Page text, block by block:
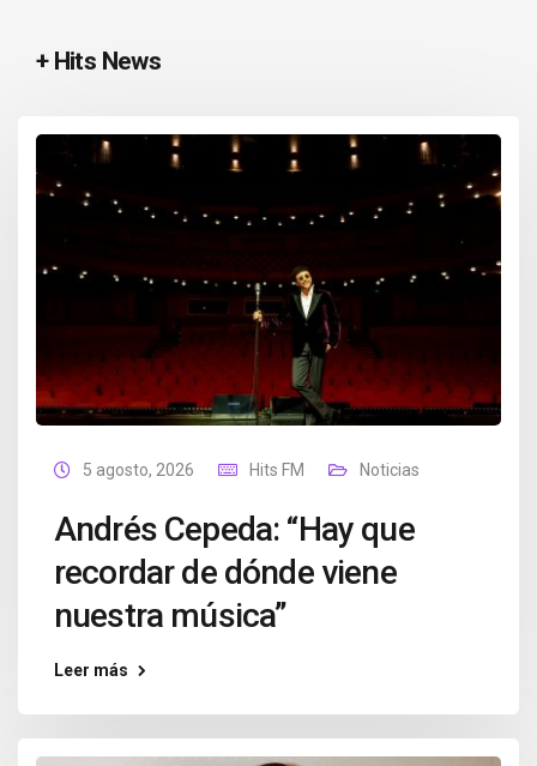
+ Hits News
5 agosto, 2026 Hits FM Noticias
Andrés Cepeda: “Hay que
recordar de dónde viene
nuestra música”
Leer más